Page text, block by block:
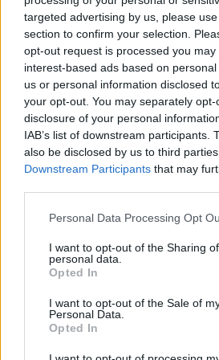
targeted advertising by us, please
section to confirm your selection.
opt-out request is processed you may
interest-based ads based on
us or personal information disclosed
your opt-out. You may separately
disclosure of your personal
IAB’s list of downstream participants.
also be disclosed by us to third
Downstream Participants that may
Please note that this website/app
not limited to your visit or usage
grant or deny consent to Google and
use your data for below specified
consent section.
Personal Data Processing Opt
I want to opt-out of the Sharing
personal data.
Opted In
I want to opt-out of the Sale of
Personal Data.
Opted In
Il avait aussi manqué plusieurs
impliqué dans une rixe avec un
De son côté, Matthieu Delormeau a